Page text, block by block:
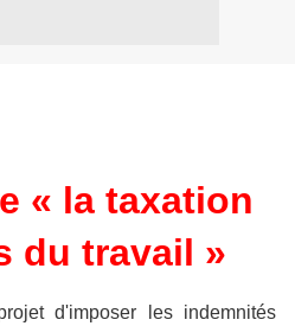
« la taxation
du travail »
d'imposer les indemnités